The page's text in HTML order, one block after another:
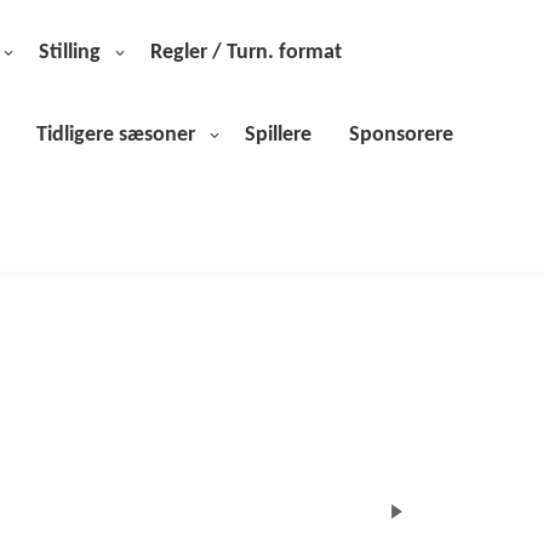
Stilling Regler / Turn. format
Tidligere sæsoner Spillere Sponsorere